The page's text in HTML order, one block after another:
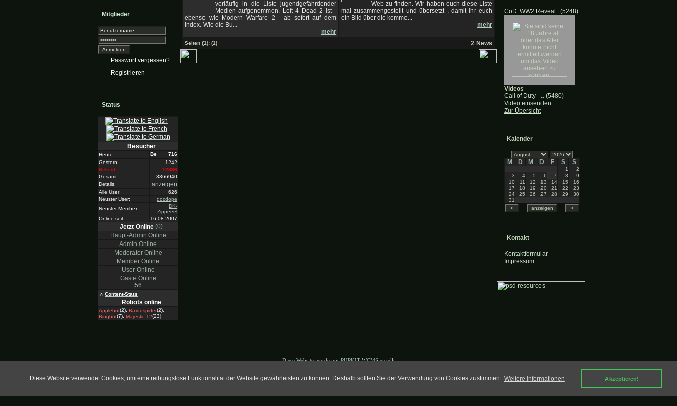
Diese Website verwendet Cookies, um eine reibungslose Funktionalität der Website gewährleisten zu können. Deshalb sollten Sie der Verwendung von Cookies zustimmen. Weitere Informationen Akzeptieren!
Mitglieder
Passwort vergessen?
Registrieren
Status
Besucher
Heute:
716
Gestern:
1242
Rekord:
12836
Gesamt:
3366940
Details:
anzeigen
Alle User:
626
Neuster User:
docdope
Neuster Member:
DK-
Zippeeel
Online seit:
16.08.2007
Jetzt Online (0)
Haupt-Admin Online
Admin Online
Moderator Online
Member Online
User Online
Gäste Online
56
Content-Stats
Robots online
Applebot(2), Baiduspider(2),
Bingbot(7), Majestic-12(23)
vorläufig in die Liste jugendgefährdender
Medien aufgenommen. Left 4 Dead 2 ist -
ebenso wie Modern Warfare 2 - ab sofort auf dem
Index. Wie die Bu...
mehr
Web zu finden. Wir haben euch diese Liste
mal zusammengestellt und übersetzt , damit ihr euch
ein Bild über die komme...
mehr
Seiten (1): (1) 2 News
CoD: WW2 Reveal.. (5248)
Videos
Call of Duty - .. (5480)
Video einsenden
Zur Übersicht
Kalender
M D M D F S S
1
2
3
4 5 6 7 8
9
10
11 12 13 14 15
16
17
18 19 20 21 22
23
24
25 26 27 28 29
30
31
Kontakt
Kontaktformular
Impressum
Diese Website wurde mit PHPKIT WCMS erstellt